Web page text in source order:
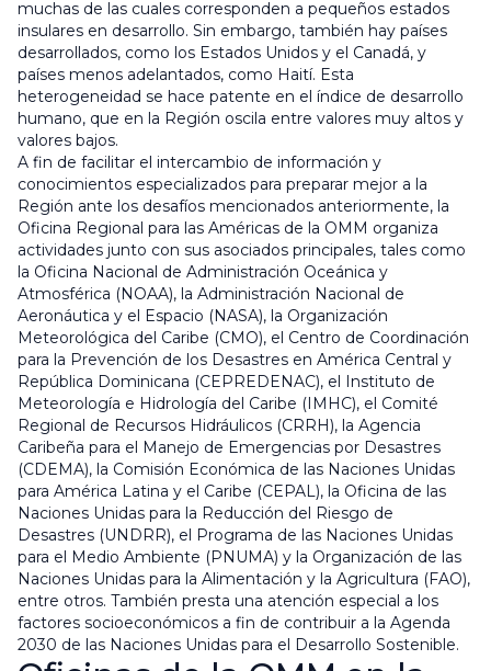
muchas de las cuales corresponden a pequeños estados
insulares en desarrollo. Sin embargo, también hay países
desarrollados, como los Estados Unidos y el Canadá, y
países menos adelantados, como Haití. Esta
heterogeneidad se hace patente en el índice de desarrollo
humano, que en la Región oscila entre valores muy altos y
valores bajos.
A fin de facilitar el intercambio de información y
conocimientos especializados para preparar mejor a la
Región ante los desafíos mencionados anteriormente, la
Oficina Regional para las Américas de la OMM organiza
actividades junto con sus asociados principales, tales como
la Oficina Nacional de Administración Oceánica y
Atmosférica (NOAA), la Administración Nacional de
Aeronáutica y el Espacio (NASA), la Organización
Meteorológica del Caribe (CMO), el Centro de Coordinación
para la Prevención de los Desastres en América Central y
República Dominicana (CEPREDENAC), el Instituto de
Meteorología e Hidrología del Caribe (IMHC), el Comité
Regional de Recursos Hidráulicos (CRRH), la Agencia
Caribeña para el Manejo de Emergencias por Desastres
(CDEMA), la Comisión Económica de las Naciones Unidas
para América Latina y el Caribe (CEPAL), la Oficina de las
Naciones Unidas para la Reducción del Riesgo de
Desastres (UNDRR), el Programa de las Naciones Unidas
para el Medio Ambiente (PNUMA) y la Organización de las
Naciones Unidas para la Alimentación y la Agricultura (FAO),
entre otros. También presta una atención especial a los
factores socioeconómicos a fin de contribuir a la Agenda
2030 de las Naciones Unidas para el Desarrollo Sostenible.